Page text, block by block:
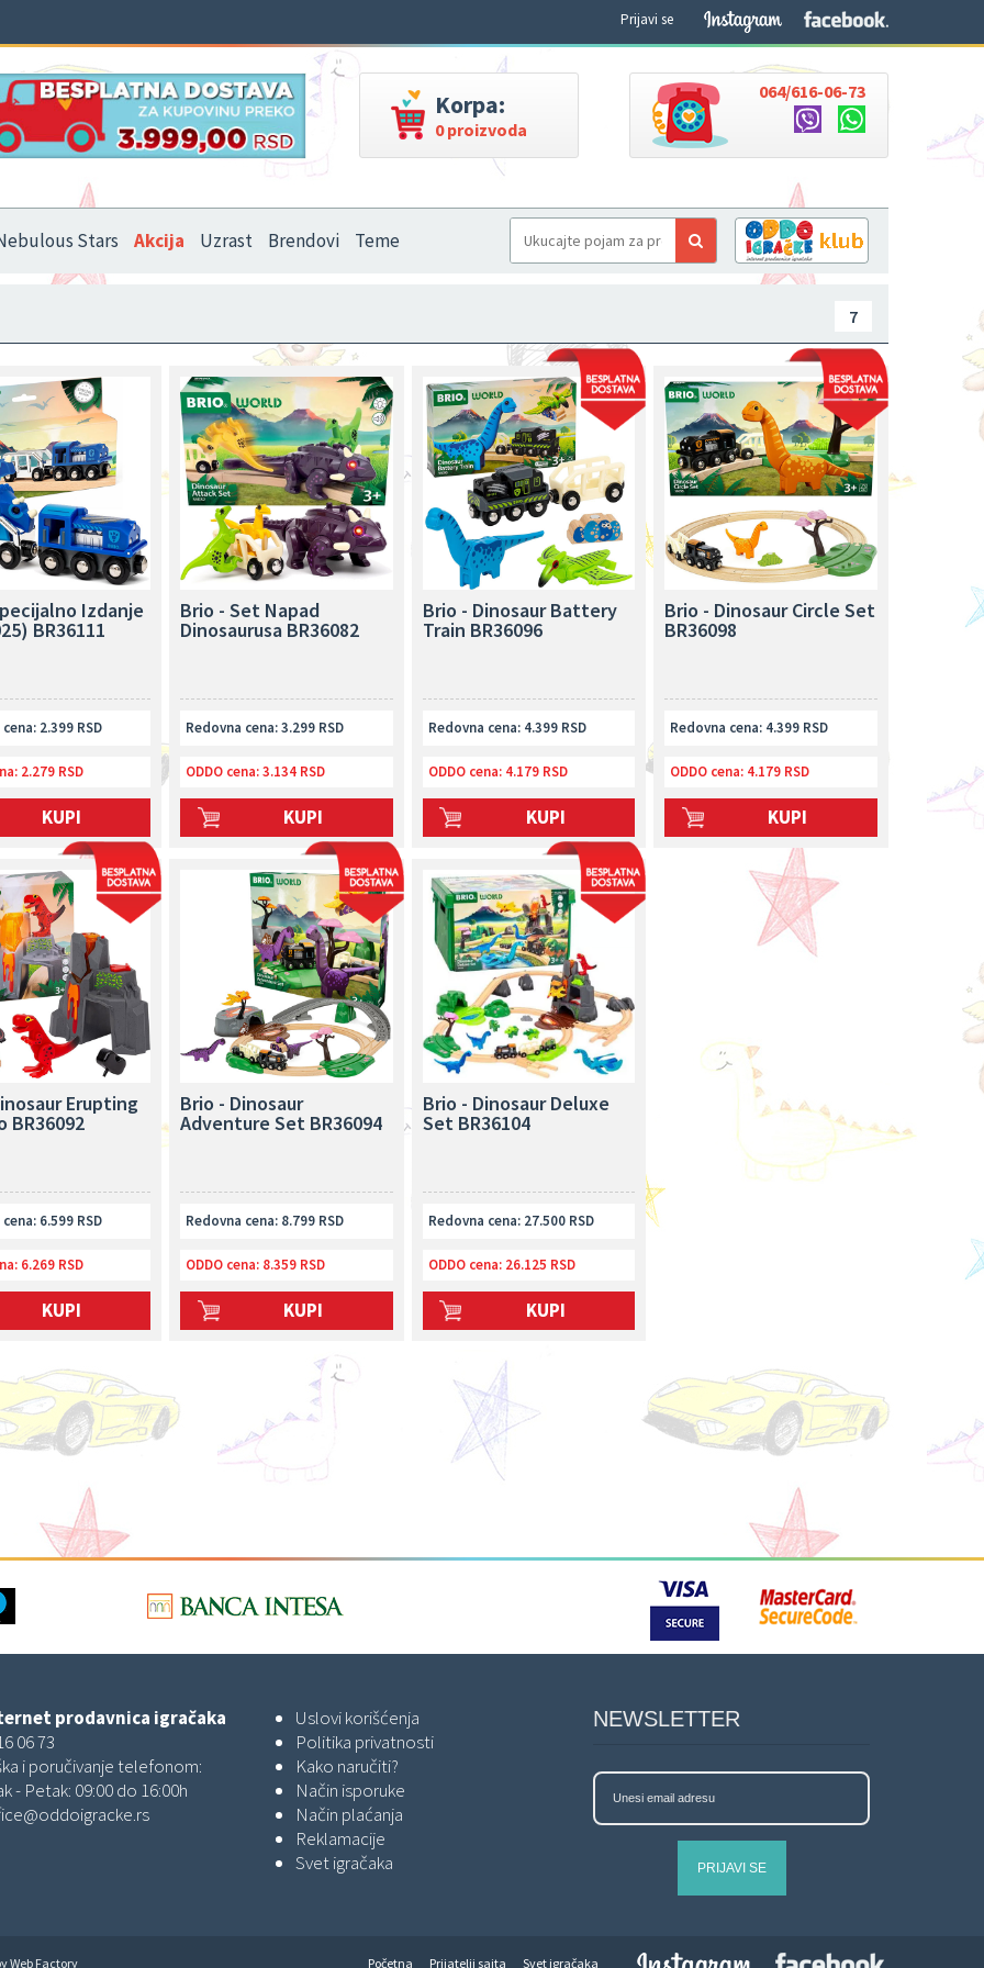
Prijavi se
Korpa:
0 proizvoda
064/616-06-73
Stars Akcija Uzrast Brendovi Teme
7
Izdanje
BR36111
2.399 RSD
2.279 RSD
KUPI
Brio - Set Napad
Dinosaurusa BR36082
Redovna cena: 3.299 RSD
ODDO cena:3.134 RSD
KUPI
Brio - Dinosaur Battery
Train BR36096
Redovna cena: 4.399 RSD
ODDO cena:4.179 RSD
KUPI
Brio - Dinosaur Circle Set
BR36098
Redovna cena: 4.399 RSD
ODDO cena: 4.179 RSD
KUPI
Erupting
BR36092
6.599 RSD
6.269 RSD
KUPI
Brio - Dinosaur
Adventure Set BR36094
Redovna cena: 8.799 RSD
ODDO cena: 8.359 RSD
KUPI
Brio - Dinosaur Deluxe
Set BR36104
Redovna cena: 27.500 RSD
ODDO cena:26.125 RSD
KUPI
prodavnica igračaka
06 73
i poručivanje telefonom:
- Petak: 09:00 do 16:00h
Uslovi korišćenja
Politika privatnosti
Kako naručiti?
Način isporuke
Način plaćanja
Reklamacije
Svet igračaka
NEWSLETTER
PRIJAVI SE
Web Factory Početna Prijatelji sajta Svet igračaka